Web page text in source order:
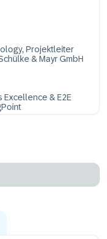
Projektleiter
& Mayr GmbH
Excellence & E2E